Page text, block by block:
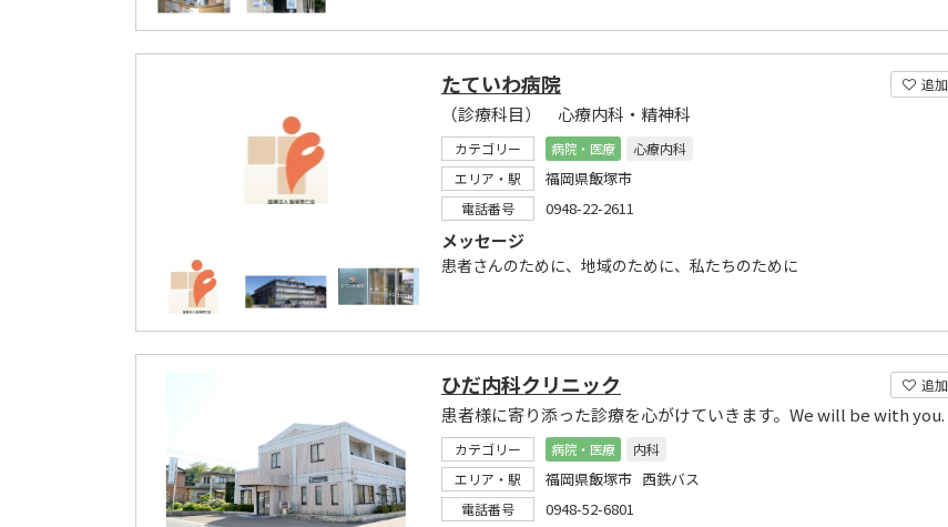
追加
たていわ病院
（診療科目） 心療内科・精神科
カテゴリー 病院・医療
心療内科
エリア・駅
福岡県飯塚市
電話番号 0948-22-2611
メッセージ
患者さんのために、地域のために、私たちのために
追加
ひだ内科クリニック
患者様に寄り添った診療を心がけていきます。We will be with you.
カテゴリー 病院・医療
内科
エリア・駅
福岡県飯塚市 西鉄バス
電話番号 0948-52-6801